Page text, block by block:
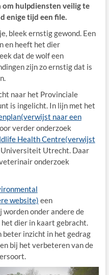
hulpdiensten veilig te
enige tijd een file.
bleek ernstig gewond. Een
en heeft het dier
dat de wolf een
zijn zo ernstig dat is
naar het Provinciale
is ingelicht. In lijn met het
naar een
verder onderzoek
Health Centre(verwijst
Universiteit Utrecht. Daar
onderzoek
website) een
onder andere de
dier in kaart gebracht.
beter inzicht in het gedrag
bij het verbeteren van de